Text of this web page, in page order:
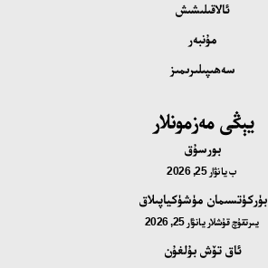
ئالاقىلىشىش
مۇنبەر
سەھىپىلىرىمىز
يېڭى مەزمونلار
بورسۇق
بيانۋار 25, 2026
بۈركۈتسىمان مۈشۈكياپىلاق
يىرتقۇچ قۇشلار يانۋار 25, 2026
ئاق تۆش بۇلغۇن